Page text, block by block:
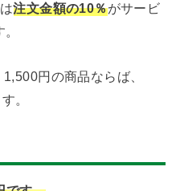
注文金額の10％がサービ
円の商品ならば、
。